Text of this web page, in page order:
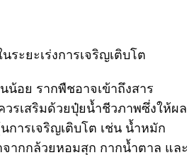
ระยะเร่งการเจริญเติบโต
อย รากพืชอาจเข้าถึงสาร
วรเสริมด้วยปุ๋ยน้ำชีวภาพซึ่งให้ผล
การเจริญเติบโต เช่น น้ำหมัก
ากกล้วยหอมสุก กากน้ำตาล และ